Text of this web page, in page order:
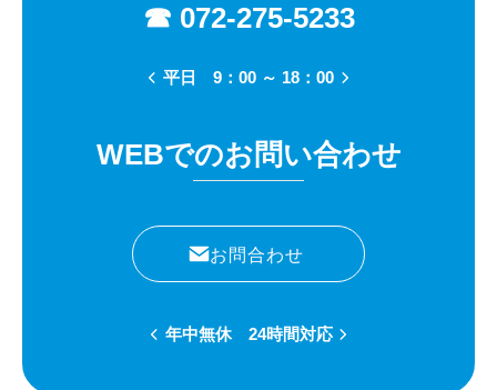
☎ 072-275-5233
平日 9：00 ～ 18：00
WEBでのお問い合わせ
お問合わせ
年中無休 24時間対応